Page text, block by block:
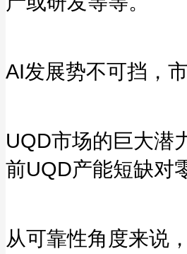
AI发展势不可挡，
UQD市场的巨大潜
前UQD产能短缺对
从可靠性角度来说